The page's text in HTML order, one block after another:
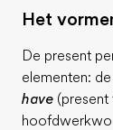
Kantoren
Vind een kantoor
Over ons
Het
De present
elementen:
have